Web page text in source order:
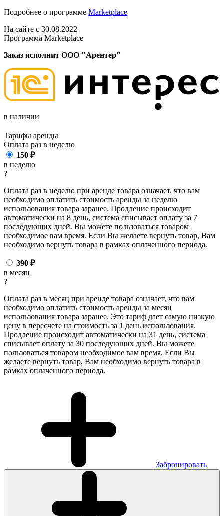
Подробнее о программе Marketplace
На сайте с 30.08.2022
Программа Marketplace
Заказ исполнит ООО "Арентер"
в наличии
Тарифы аренды
Оплата раз в неделю
150 ₽
в неделю
?
Оплата раз в неделю при аренде товара означает, что вам
необходимо оплатить стоимость аренды за неделю
использования товара заранее. Продление происходит
автоматически на 8 день, система списывает оплату за 7
последующих дней. Вы можете пользоваться товаром
необходимое вам время. Если Вы желаете вернуть товар, Вам
необходимо вернуть товара в рамках оплаченного периода.
390 ₽
в месяц
?
Оплата раз в месяц при аренде товара означает, что вам
необходимо оплатить стоимость аренды за месяц
использования товара заранее. Это тариф дает самую низкую
цену в пересчете на стоимость за 1 день использования.
Продление происходит автоматически на 31 день, система
списывает оплату за 30 последующих дней. Вы можете
пользоваться товаром необходимое вам время. Если Вы
желаете вернуть товар, Вам необходимо вернуть товара в
рамках оплаченного периода.
Забронировать